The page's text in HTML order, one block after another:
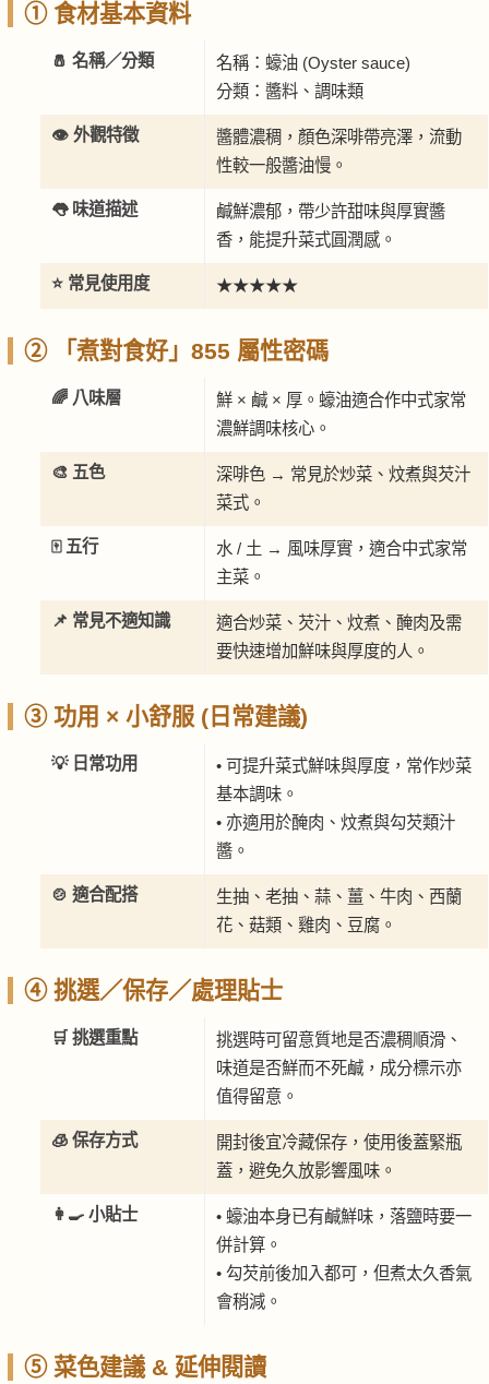
① 食材基本資料
🧂 名稱／分類
名稱：蠔油 (Oyster sauce)
分類：醬料、調味類
👁️ 外觀特徵
醬體濃稠，顏色深啡帶亮澤，流動
性較一般醬油慢。
👅 味道描述
鹹鮮濃郁，帶少許甜味與厚實醬
香，能提升菜式圓潤感。
⭐ 常見使用度 ★★★★★
② 「煮對食好」855 屬性密碼
🌈 八味層
鮮 × 鹹 × 厚。蠔油適合作中式家常
濃鮮調味核心。
🎨 五色
深啡色 → 常見於炒菜、炆煮與芡汁
菜式。
🀄 五行
水 / 土 → 風味厚實，適合中式家常
主菜。
📌 常見不適知識
適合炒菜、芡汁、炆煮、醃肉及需
要快速增加鮮味與厚度的人。
③ 功用 × 小舒服 (日常建議)
💡 日常功用
• 可提升菜式鮮味與厚度，常作炒菜
基本調味。
• 亦適用於醃肉、炆煮與勾芡類汁
醬。
🍲 適合配搭
生抽、老抽、蒜、薑、牛肉、西蘭
花、菇類、雞肉、豆腐。
④ 挑選／保存／處理貼士
🛒 挑選重點
挑選時可留意質地是否濃稠順滑、
味道是否鮮而不死鹹，成分標示亦
值得留意。
🧊 保存方式
開封後宜冷藏保存，使用後蓋緊瓶
蓋，避免久放影響風味。
👩‍🍳 小貼士
• 蠔油本身已有鹹鮮味，落鹽時要一
併計算。
• 勾芡前後加入都可，但煮太久香氣
會稍減。
⑤ 菜色建議 & 延伸閱讀